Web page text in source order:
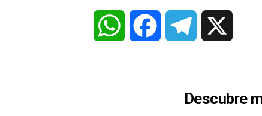
WhatsApp Facebook Telegram
Descubre